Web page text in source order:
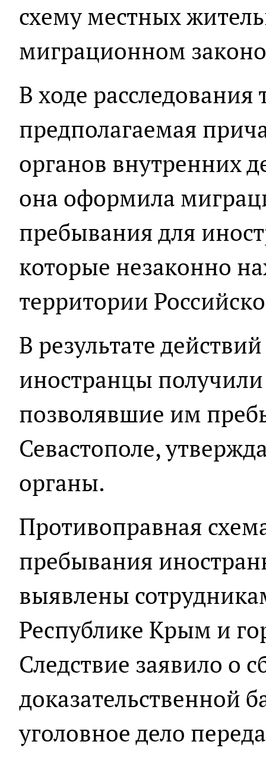
схему местных
миграционном
В ходе
предполагаемая
органов внутренних
она оформила
пребывания для
которые незаконно
территории
В результате
иностранцы
позволявшие им
Севастополе,
органы.
Противоправная
пребывания
выявлены
Республике Крым и
Следствие заявило о
доказательственной
уголовное дело